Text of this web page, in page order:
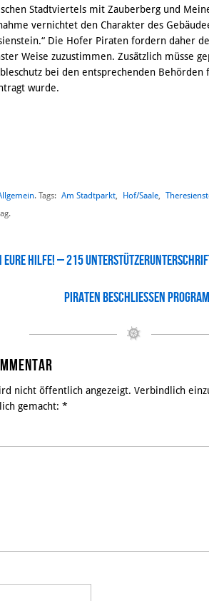
Stadtviertels mit Zauberberg und
vernichtet den Charakter des
Die Hofer Piraten fordern daher
Weise zuzustimmen. Zusätzlich müsse
bei den entsprechenden
wurde.
. Tags: Am Stadtparkt, Hof/Saale,
eure Hilfe! – 215
Piraten beschließen
nicht öffentlich angezeigt. Verbindlich
gemacht: *